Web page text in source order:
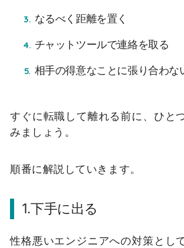
なるべく距離を置く
チャットツールで連絡を取る
相手の得意なことに張り合わな
すぐに転職して離れる前に、ひと
みましょう。
順番に解説していきます。
1.下手に出る
性格悪いエンジニアへの対策とし